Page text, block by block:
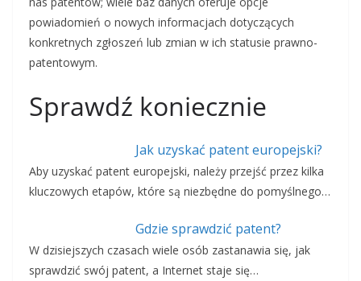
powiadomień o nowych informacjach dotyczących
konkretnych zgłoszeń lub zmian w ich statusie prawno-
patentowym.
Sprawdź koniecznie
Jak uzyskać patent europejski?
Aby uzyskać patent europejski, należy przejść przez kilka
kluczowych etapów, które są niezbędne do pomyślnego…
Gdzie sprawdzić patent?
W dzisiejszych czasach wiele osób zastanawia się, jak
sprawdzić swój patent, a Internet staje się…